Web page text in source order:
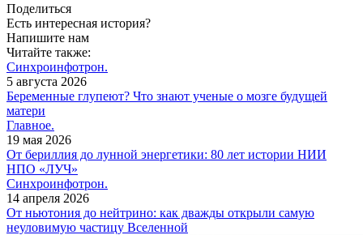
Поделиться
Есть интересная история?
Напишите нам
Читайте также:
Синхроинфотрон.
5 августа 2026
Беременные глупеют? Что знают ученые о мозге будущей
матери
Главное.
19 мая 2026
От бериллия до лунной энергетики: 80 лет истории НИИ
НПО «ЛУЧ»
Синхроинфотрон.
14 апреля 2026
От ньютония до нейтрино: как дважды открыли самую
неуловимую частицу Вселенной